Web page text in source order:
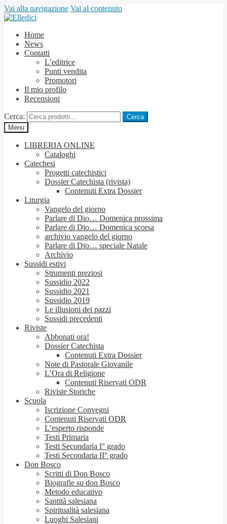
Vai alla navigazione Vai al contenuto
Home
News
Contatti
L’editrice
Punti vendita
Promotori
Il mio profilo
Recensioni
Cerca:
Cerca
Menu
LIBRERIA ONLINE
Cataloghi
Catechesi
Progetti catechistici
Dossier Catechista (rivista)
Contenuti Extra Dossier
Liturgia
Vangelo del giorno
Parlare di Dio… Domenica prossima
Parlare di Dio… Domenica scorsa
archivio vangelo del giorno
Parlare di Dio… speciale Natale
Archivio
Sussidi estivi
Strumenti preziosi
Sussidio 2022
Sussidio 2021
Sussidio 2019
Le illusioni dei pazzi
Sussidi precedenti
Riviste
Abbonati ora!
Dossier Catechista
Contenuti Extra Dossier
Note di Pastorale Giovanile
L’Ora di Religione
Contenuti Riservati ODR
Riviste Storiche
Scuola
Iscrizione Convegni
Contenuti Riservati ODR
L’esperto risponde
Testi Primaria
Testi Secondaria I° grado
Testi Secondaria II° grado
Don Bosco
Scritti di Don Bosco
Biografie su don Bosco
Metodo educativo
Santità salesiana
Spiritualità salesiana
Luoghi Salesiani